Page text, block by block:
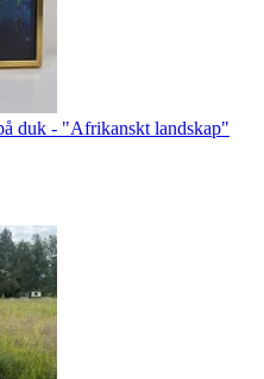
duk - "Afrikanskt landskap"